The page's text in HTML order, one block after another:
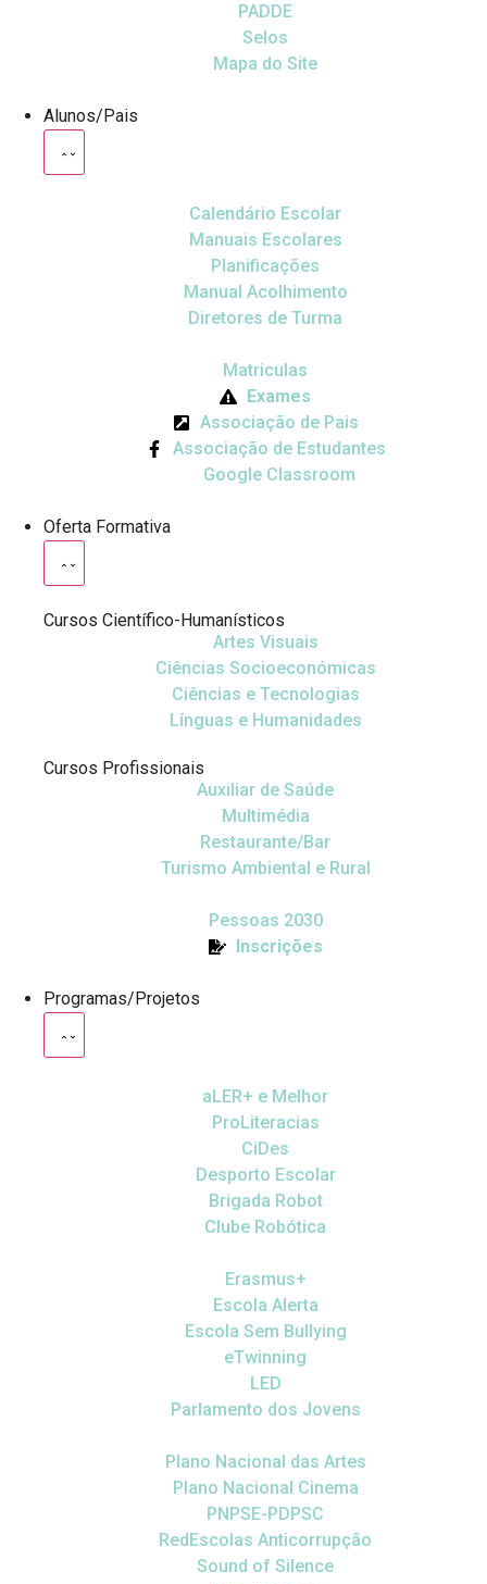
PADDE
Selos
Mapa do Site
Alunos/Pais
Calendário Escolar
Manuais Escolares
Planificações
Manual Acolhimento
Diretores de Turma
Matriculas
Exames
Associação de Pais
Associação de Estudantes
Google Classroom
Oferta Formativa
Cursos Científico-Humanísticos
Artes Visuais
Ciências Socioeconómicas
Ciências e Tecnologias
Línguas e Humanidades
Cursos Profissionais
Auxiliar de Saúde
Multimédia
Restaurante/Bar
Turismo Ambiental e Rural
Pessoas 2030
Inscrições
Programas/Projetos
aLER+ e Melhor
ProLiteracias
CiDes
Desporto Escolar
Brigada Robot
Clube Robótica
Erasmus+
Escola Alerta
Escola Sem Bullying
eTwinning
LED
Parlamento dos Jovens
Plano Nacional das Artes
Plano Nacional Cinema
PNPSE-PDPSC
RedEscolas Anticorrupção
Sound of Silence